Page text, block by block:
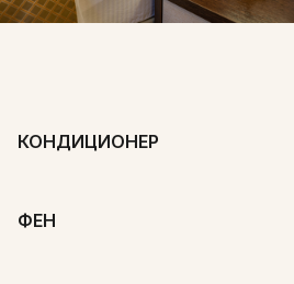
КОНДИЦИОНЕР
ФЕН